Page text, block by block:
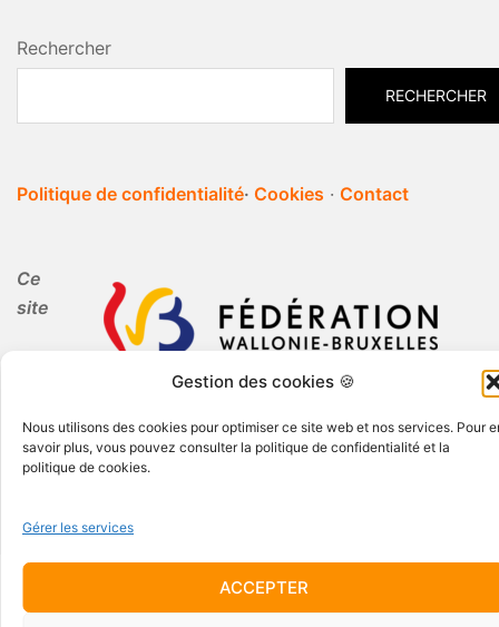
Gestion des cookies 🍪
Nous utilisons des cookies pour optimiser ce site web et nos services. Pour
savoir plus, vous pouvez consulter la politique de confidentialité et la
politique de cookies.
Gérer les services
ACCEPTER
Rechercher
RECHERCHER
Politique de confidentialité· Cookies · Contact
Ce
site
internet est réalisé par Periferia dans le cadre de
l'Education Permanente.
© 2026 Periferia AISBL · Tous droits réservés